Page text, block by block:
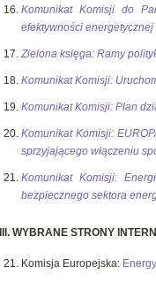
Komunikat Komisji do
efektywności
Zielona księga: Ramy
Komunikat Komisji:
Komunikat Komisji: Plan
Komunikat Komisji:
sprzyjającego włączeniu
Komunikat Komisji:
bezpiecznego sektora
III. WYBRANE STRONY
Komisja Europejska: